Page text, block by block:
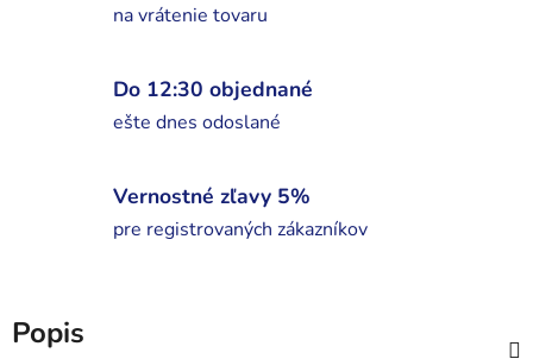
na vrátenie tovaru
Do 12:30 objednané
ešte dnes odoslané
Vernostné zľavy 5%
pre registrovaných zákazníkov
Popis